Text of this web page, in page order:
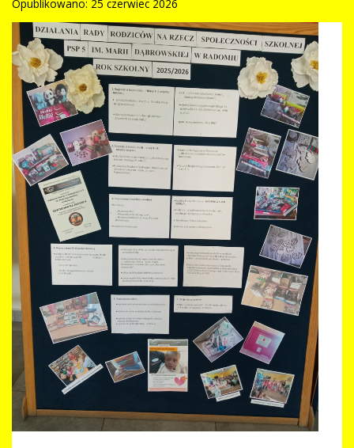
Opublikowano: 25 czerwiec 2026